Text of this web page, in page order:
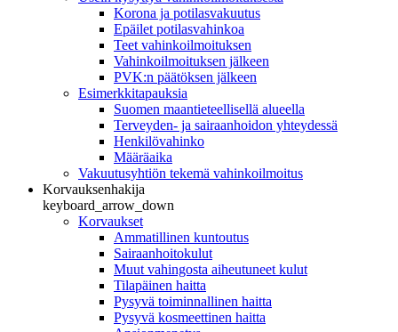
Korona ja potilasvakuutus
Epäilet potilasvahinkoa
Teet vahinkoilmoituksen
Vahinkoilmoituksen jälkeen
PVK:n päätöksen jälkeen
Esimerkkitapauksia
Suomen maantieteellisellä alueella
Terveyden- ja sairaanhoidon yhteydessä
Henkilövahinko
Määräaika
Vakuutusyhtiön tekemä vahinkoilmoitus
Korvauksenhakija
keyboard_arrow_down
Korvaukset
Ammatillinen kuntoutus
Sairaanhoitokulut
Muut vahingosta aiheutuneet kulut
Tilapäinen haitta
Pysyvä toiminnallinen haitta
Pysyvä kosmeettinen haitta